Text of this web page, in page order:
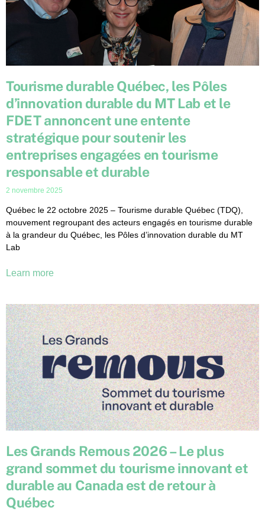
Tourisme durable Québec, les Pôles
d’innovation durable du MT Lab et le
FDET annoncent une entente
stratégique pour soutenir les
entreprises engagées en tourisme
responsable et durable
2 novembre 2025
Québec le 22 octobre 2025 – Tourisme durable Québec (TDQ),
mouvement regroupant des acteurs engagés en tourisme durable
à la grandeur du Québec, les Pôles d’innovation durable du MT
Lab
Learn more
Les Grands Remous 2026 – Le plus
grand sommet du tourisme innovant et
durable au Canada est de retour à
Québec